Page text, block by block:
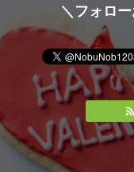
＼フォロ